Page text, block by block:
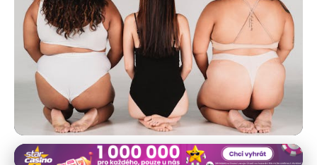
Plavky pro různé typy postav